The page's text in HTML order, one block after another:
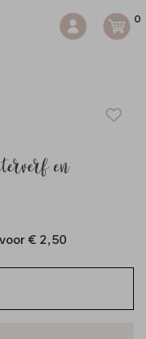
0
en
€ 2,50